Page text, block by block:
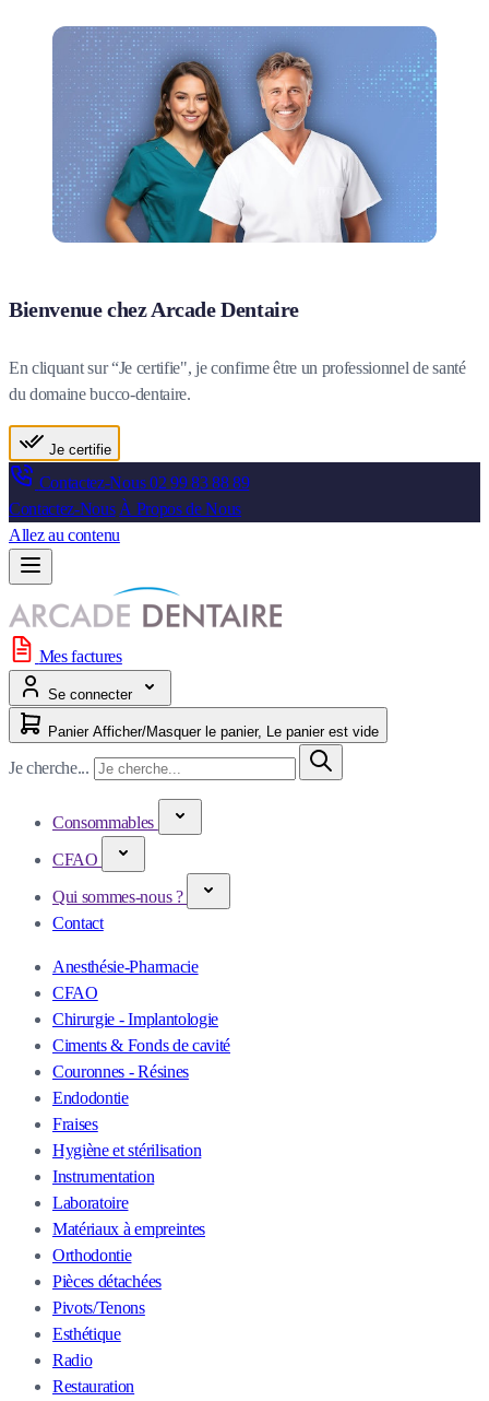
Bienvenue chez Arcade Dentaire
En cliquant sur “Je certifie", je confirme être un professionnel de santé
du domaine bucco-dentaire.
Je certifie
Contactez-Nous02 99 83 88 89
Contactez-Nous À Propos de Nous
Allez au contenu
Mes factures
Se connecter
Panier Afficher/Masquer le panier, Le panier est vide
Je cherche...
Consommables
CFAO
Qui sommes-nous ?
Contact
Anesthésie-Pharmacie
CFAO
Chirurgie - Implantologie
Ciments & Fonds de cavité
Couronnes - Résines
Endodontie
Fraises
Hygiène et stérilisation
Instrumentation
Laboratoire
Matériaux à empreintes
Orthodontie
Pièces détachées
Pivots/Tenons
Esthétique
Radio
Restauration